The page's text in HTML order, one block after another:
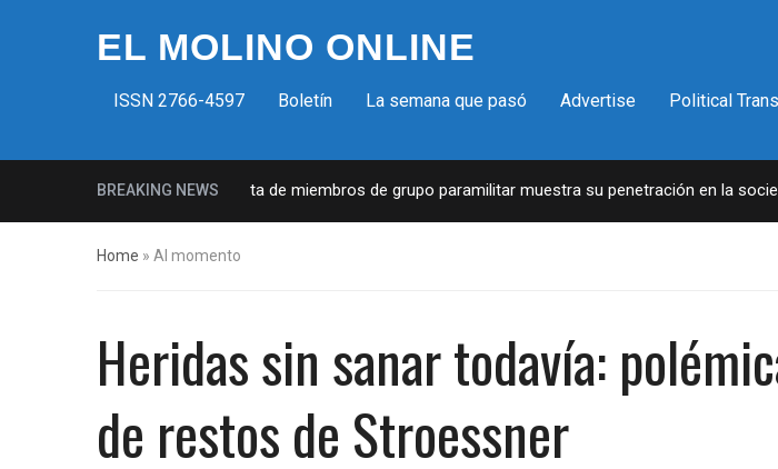
EL MOLINO ONLINE
ISSN 2766-4597 Boletín La semana que pasó Advertise Political
BREAKING NEWS
Milicias fascistas en EUA: Lista de miembros de grupo paramilitar muestra su penetración en la sociedad
Home » Al momento
Heridas sin sanar todavía:
de restos de Stroessner